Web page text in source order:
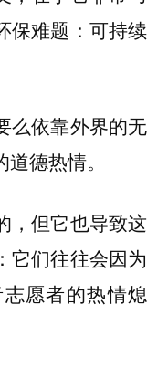
保难题：可持续
么依靠外界的无
德热情。
，但它也导致这
它们往往会因为
愿者的热情熄